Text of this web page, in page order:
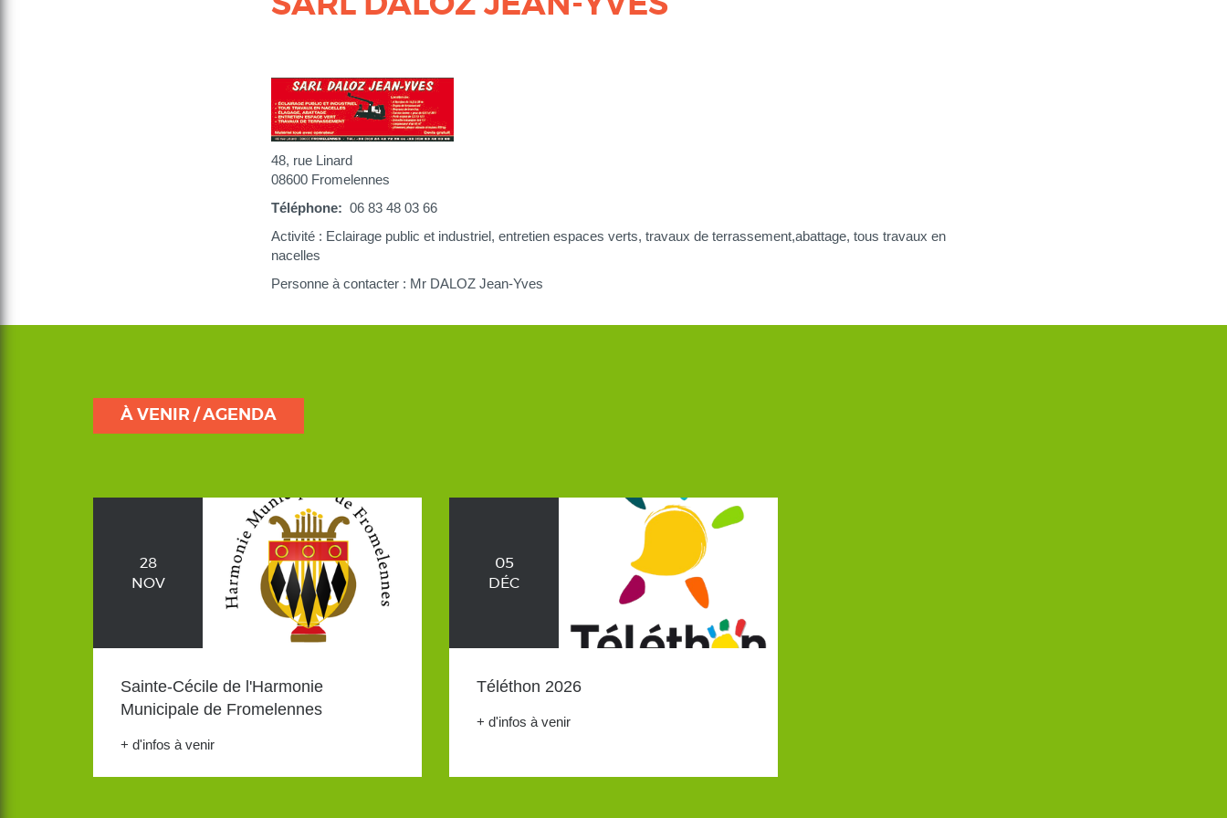
48, rue Linard
08600 Fromelennes
Téléphone
06 83 48 03 66
Activité : Eclairage public et industriel, entretien espaces verts, travaux de terrassement,abattage, tous travaux en
nacelles
Personne à contacter : Mr DALOZ Jean-Yves
À VENIR / AGENDA
28
NOV
Sainte-Cécile de l'Harmonie
Municipale de Fromelennes
+ d'infos à venir
05
DÉC
Téléthon 2026
+ d'infos à venir